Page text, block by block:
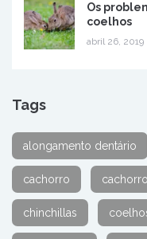
Os
coelhos
abril 26, 2019
Tags
alongamento dentário
cachorro
chinchillas